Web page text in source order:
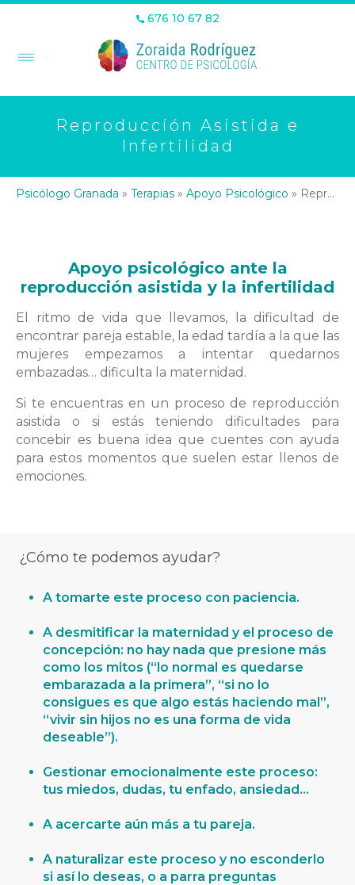
676 10 67 82
Reproducción Asistida e
Infertilidad
Psicólogo Granada » Terapias » Apoyo Psicológico » Reproducción Asistida e Infertilidad
Apoyo psicológico ante la
reproducción asistida y la infertilidad
El ritmo de vida que llevamos, la dificultad de
encontrar pareja estable, la edad tardía a la que las
mujeres empezamos a intentar quedarnos
embazadas… dificulta la maternidad.
Si te encuentras en un proceso de reproducción
asistida o si estás teniendo dificultades para
concebir es buena idea que cuentes con ayuda
para estos momentos que suelen estar llenos de
emociones.
¿Cómo te podemos ayudar?
A tomarte este proceso con paciencia.
A desmitificar la maternidad y el proceso de
concepción: no hay nada que presione más
como los mitos (“lo normal es quedarse
embarazada a la primera”, “si no lo
consigues es que algo estás haciendo mal”,
“vivir sin hijos no es una forma de vida
deseable”).
Gestionar emocionalmente este proceso:
tus miedos, dudas, tu enfado, ansiedad…
A acercarte aún más a tu pareja.
A naturalizar este proceso y no esconderlo
si así lo deseas, o a parra preguntas